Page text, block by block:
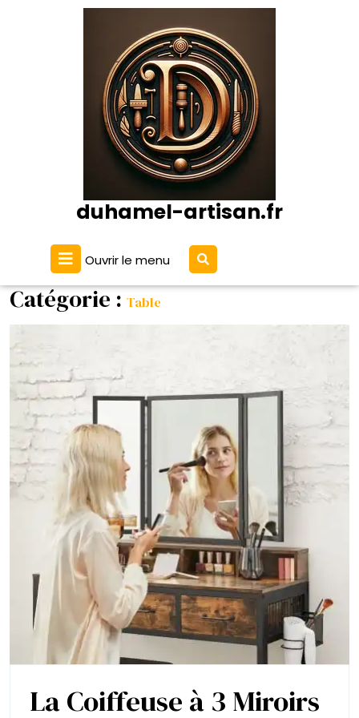
duhamel-artisan.fr
Ouvrir le menu Ouvrir
Menu
Catégorie : Table
La Coiffeuse à 3 Miroirs